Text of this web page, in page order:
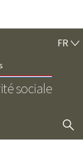
sociale
FR